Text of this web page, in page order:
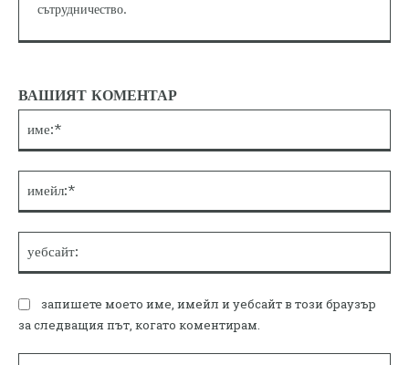
сътрудничество.
ВАШИЯТ КОМЕНТАР
запишете моето име, имейл и уебсайт в този браузър
за следващия път, когато коментирам.